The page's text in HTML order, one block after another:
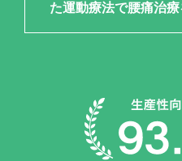
た運動療法で腰痛治療